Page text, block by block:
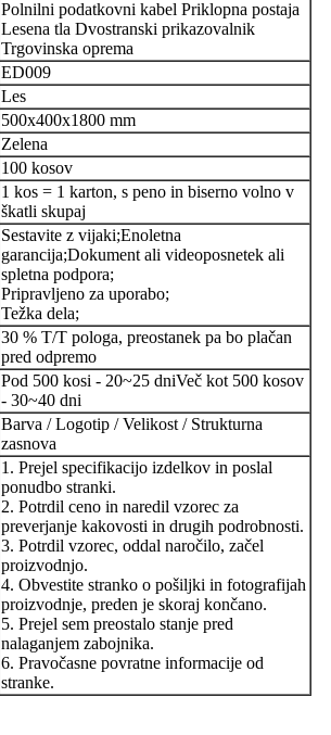
Polnilni podatkovni kabel Priklopna postaja
Lesena tla Dvostranski prikazovalnik
Trgovinska oprema
ED009
Les
500x400x1800 mm
Zelena
100 kosov
1 kos = 1 karton, s peno in biserno volno v
škatli skupaj
Sestavite z vijaki;Enoletna
garancija;Dokument ali videoposnetek ali
spletna podpora;
Pripravljeno za uporabo;
Težka dela;
30 % T/T pologa, preostanek pa bo plačan
pred odpremo
Pod 500 kosi - 20~25 dniVeč kot 500 kosov
- 30~40 dni
Barva / Logotip / Velikost / Strukturna
zasnova
1. Prejel specifikacijo izdelkov in poslal
ponudbo stranki.
2. Potrdil ceno in naredil vzorec za
preverjanje kakovosti in drugih podrobnosti.
3. Potrdil vzorec, oddal naročilo, začel
proizvodnjo.
4. Obvestite stranko o pošiljki in fotografijah
proizvodnje, preden je skoraj končano.
5. Prejel sem preostalo stanje pred
nalaganjem zabojnika.
6. Pravočasne povratne informacije od
stranke.